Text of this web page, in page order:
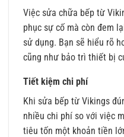
Việc sửa chữa bếp từ
phục sự cố mà còn đem
sử dụng. Bạn sẽ hiểu rõ
cũng như bảo trì thiết bị
Tiết kiệm chi phí
Khi sửa bếp từ Vikings
nhiều chi phí so với việc
tiêu tốn một khoản tiền